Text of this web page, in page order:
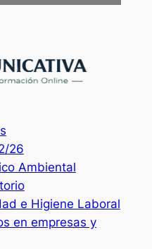
26
Ambiental
e Higiene Laboral
en empresas y